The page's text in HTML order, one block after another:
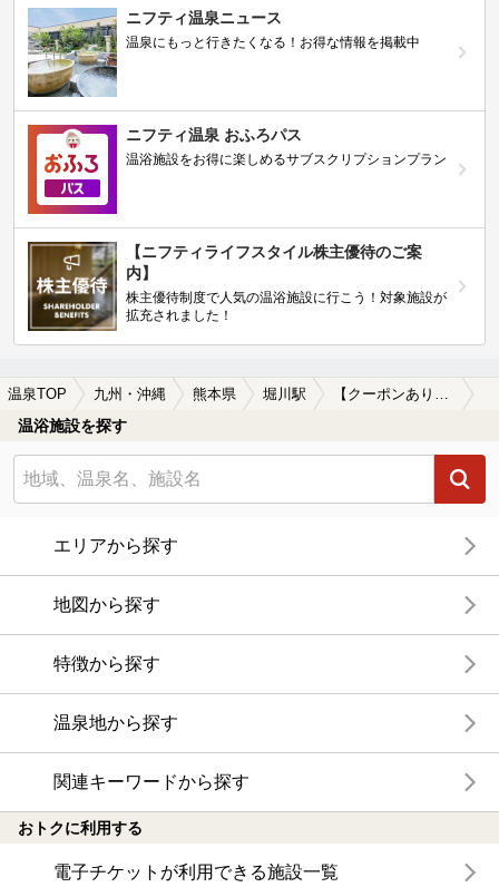
ニフティ温泉ニュース
温泉にもっと行きたくなる！お得な情報を掲載中
ニフティ温泉 おふろパス
温浴施設をお得に楽しめるサブスクリプションプラン
【ニフティライフスタイル株主優待のご案
内】
株主優待制度で人気の温浴施設に行こう！対象施設が
拡充されました！
温泉TOP 九州・沖縄 熊本県 堀川駅 【クーポンあり】ホテルで楽しめる堀川駅近くの温泉、日帰り温泉、スーパー銭湯おすすめ
温浴施設を探す
エリアから探す
地図から探す
特徴から探す
温泉地から探す
関連キーワードから探す
おトクに利用する
電子チケットが利用できる施設一覧